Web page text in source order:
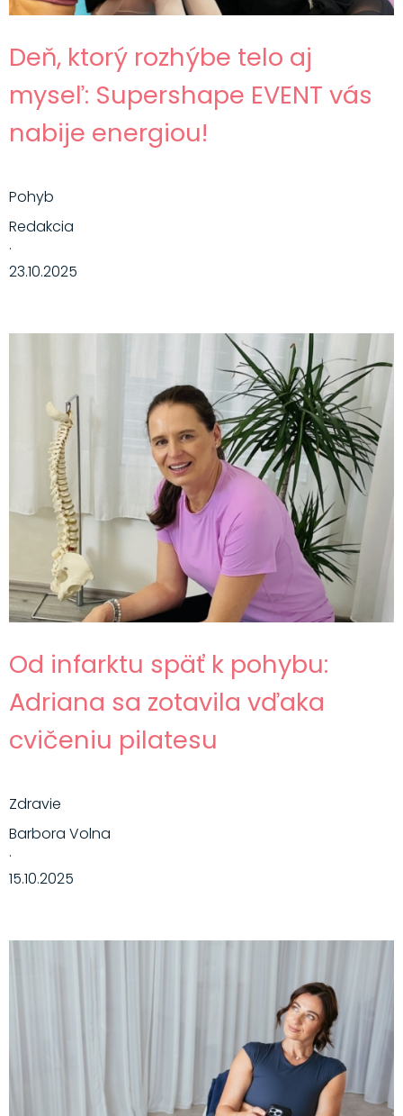
Deň, ktorý rozhýbe telo aj
myseľ: Supershape EVENT vás
nabije energiou!
Pohyb
Redakcia
·
23.10.2025
Od infarktu späť k pohybu:
Adriana sa zotavila vďaka
cvičeniu pilatesu
Zdravie
Barbora Volna
·
15.10.2025